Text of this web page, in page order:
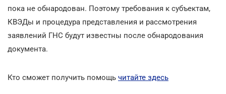
пока не обнародован. Поэтому требования к субъектам,
КВЭДы и процедура представления и рассмотрения
заявлений ГНС будут известны после обнародования
документа.
Кто сможет получить помощь читайте здесь